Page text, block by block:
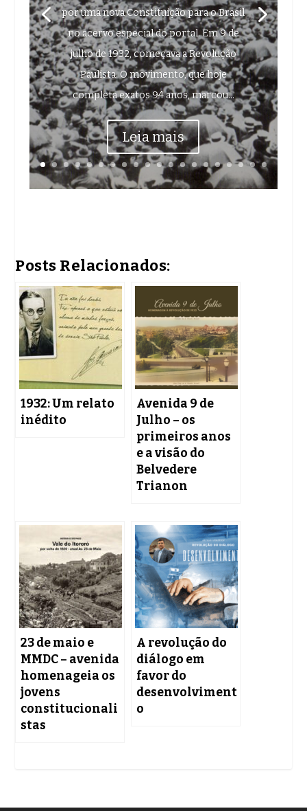
por uma nova Constituição para o Brasil
no acervo especial do portal. Em 9 de
julho de 1932, começava a Revolução
Paulista. O movimento, que hoje
completa exatos 94 anos, marcou...
Leia mais
Posts Relacionados:
1932: Um relato
inédito
Avenida 9 de
Julho – os
primeiros anos
e a visão do
Belvedere
Trianon
23 de maio e
MMDC – avenida
homenageia os
jovens
constitucionali
stas
A revolução do
diálogo em
favor do
desenvolviment
o